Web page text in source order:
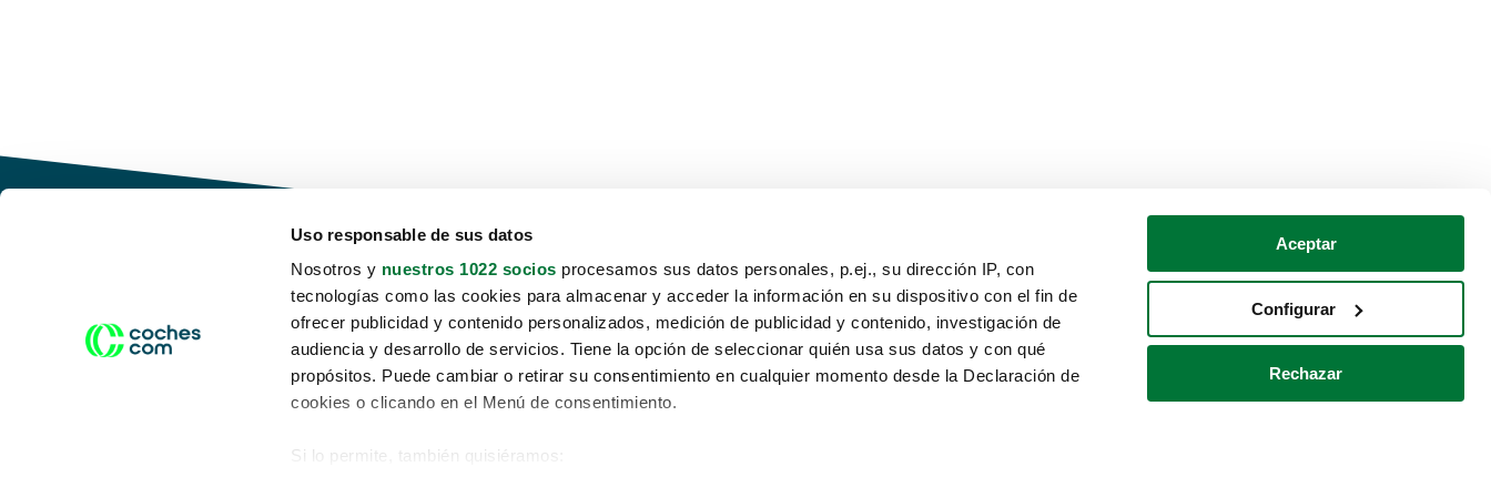
Uso responsable de sus datos
Nosotros y nuestros 1022 socios procesamos sus datos personales, p.ej., su dirección IP, con
tecnologías como las cookies para almacenar y acceder la información en su dispositivo con el fin de
ofrecer publicidad y contenido personalizados, medición de publicidad y contenido, investigación de
audiencia y desarrollo de servicios. Tiene la opción de seleccionar quién usa sus datos y con qué
propósitos. Puede cambiar o retirar su consentimiento en cualquier momento desde la Declaración de
cookies o clicando en el Menú de consentimiento.
Si lo permite, también quisiéramos:
Aceptar
Configurar
Rechazar
Conduce tu futuro,
desata tu movilidad